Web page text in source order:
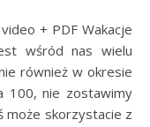
wśród nas wielu
również w okresie
100, nie zostawimy
może skorzystacie z